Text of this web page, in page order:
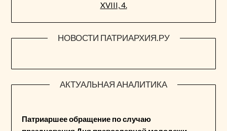
XVIII, 4.
НОВОСТИ ПАТРИАРХИЯ.РУ
АКТУАЛЬНАЯ АНАЛИТИКА
Патриаршее обращение по случаю